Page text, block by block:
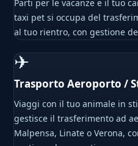
Parti per le vacanze e il tuo
taxi pet si occupa del
al tuo rientro, con gestione
✈
Trasporto Aeroporto /
Viaggi con il tuo animale in
gestisce il trasferimento ad
Malpensa, Linate o Verona,